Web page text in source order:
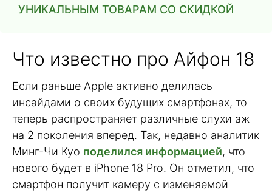
УНИКАЛЬНЫМ ТОВАРАМ СО СКИДКОЙ
Что известно про Айфон 18
Если раньше Apple активно делилась
инсайдами о своих будущих смартфонах, то
теперь распространяет различные слухи аж
на 2 поколения вперед. Так, недавно аналитик
Минг-Чи Куо поделился информацией, что
нового будет в iPhone 18 Pro. Он отметил, что
смартфон получит камеру с изменяемой